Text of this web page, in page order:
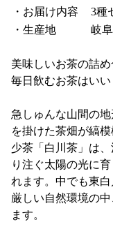
・お届け内容
3種
・生産地
岐
美味しいお茶の詰め
毎日飲むお茶はいい
急しゅんな山間の
を掛けた茶畑が縞
少茶「白川茶」は
り注ぐ太陽の光に
れます。中でも東
厳しい自然環境の
ます。